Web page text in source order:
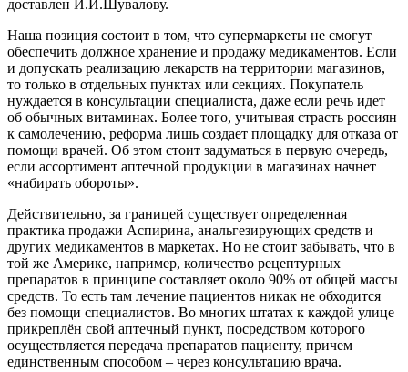
доставлен И.И.Шувалову.
Наша позиция состоит в том, что супермаркеты не смогут
обеспечить должное хранение и продажу медикаментов. Если
и допускать реализацию лекарств на территории магазинов,
то только в отдельных пунктах или секциях. Покупатель
нуждается в консультации специалиста, даже если речь идет
об обычных витаминах. Более того, учитывая страсть россиян
к самолечению, реформа лишь создает площадку для отказа от
помощи врачей. Об этом стоит задуматься в первую очередь,
если ассортимент аптечной продукции в магазинах начнет
«набирать обороты».
Действительно, за границей существует определенная
практика продажи Аспирина, анальгезирующих средств и
других медикаментов в маркетах. Но не стоит забывать, что в
той же Америке, например, количество рецептурных
препаратов в принципе составляет около 90% от общей массы
средств. То есть там лечение пациентов никак не обходится
без помощи специалистов. Во многих штатах к каждой улице
прикреплён свой аптечный пункт, посредством которого
осуществляется передача препаратов пациенту, причем
единственным способом – через консультацию врача.